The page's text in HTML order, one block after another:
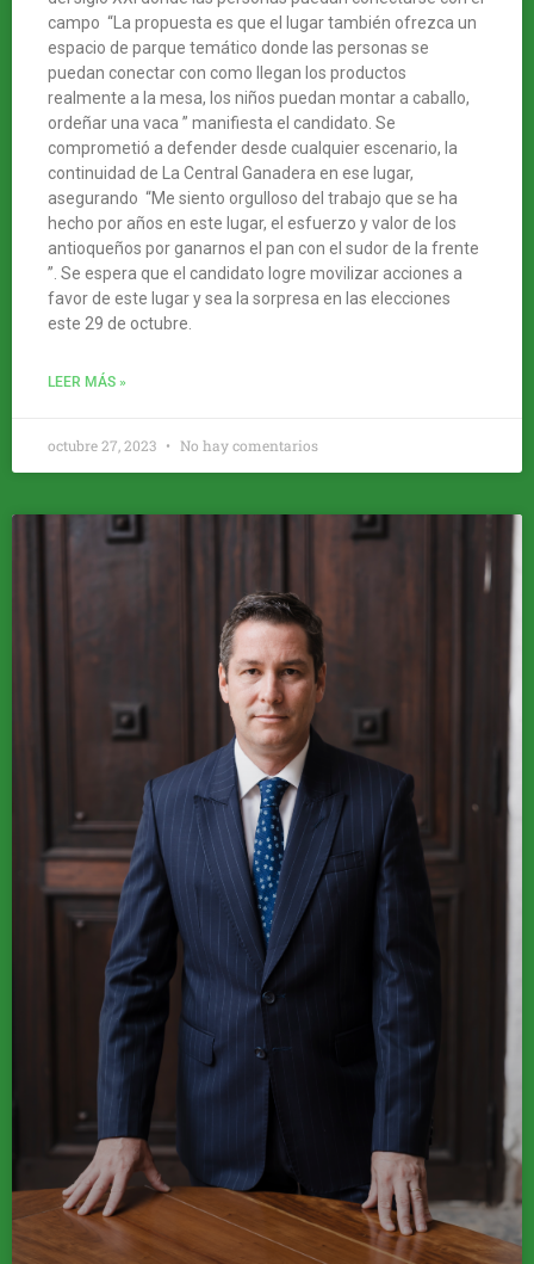
campo “La propuesta es que el lugar también ofrezca un
espacio de parque temático donde las personas se
puedan conectar con como llegan los productos
realmente a la mesa, los niños puedan montar a caballo,
ordeñar una vaca ” manifiesta el candidato. Se
comprometió a defender desde cualquier escenario, la
continuidad de La Central Ganadera en ese lugar,
asegurando “Me siento orgulloso del trabajo que se ha
hecho por años en este lugar, el esfuerzo y valor de los
antioqueños por ganarnos el pan con el sudor de la frente
”. Se espera que el candidato logre movilizar acciones a
favor de este lugar y sea la sorpresa en las elecciones
este 29 de octubre.
LEER MÁS »
octubre 27, 2023 No hay comentarios